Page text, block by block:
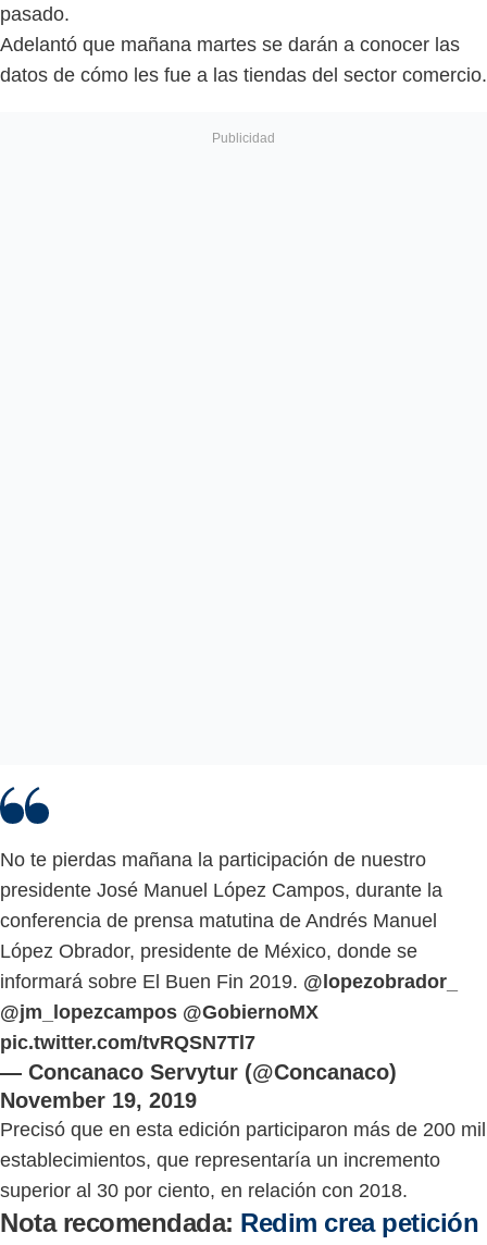
pasado.
Adelantó que mañana martes se darán a conocer las
datos de cómo les fue a las tiendas del sector comercio.
No te pierdas mañana la participación de nuestro
presidente José Manuel López Campos, durante la
conferencia de prensa matutina de Andrés Manuel
López Obrador, presidente de México, donde se
informará sobre El Buen Fin 2019. @lopezobrador_
@jm_lopezcampos @GobiernoMX
pic.twitter.com/tvRQSN7Tl7
— Concanaco Servytur (@Concanaco)
November 19, 2019
Precisó que en esta edición participaron más de 200 mil
establecimientos, que representaría un incremento
superior al 30 por ciento, en relación con 2018.
Nota recomendada: Redim crea petición